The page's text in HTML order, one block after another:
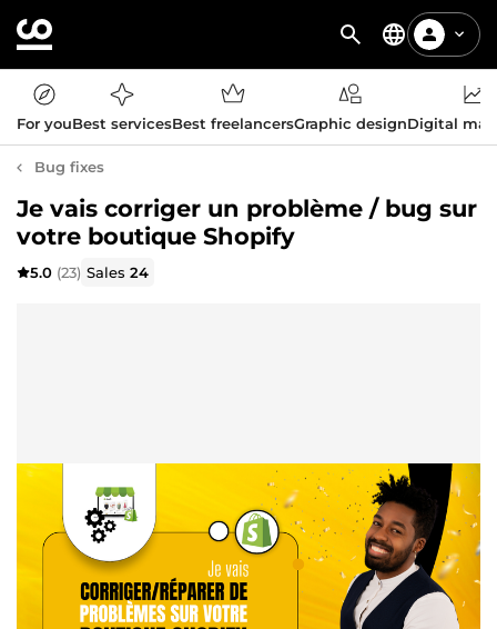
For youBest servicesBest freelancersGraphic designDigital
Bug fixes
Je vais corriger un problème / bug sur
votre boutique Shopify
5.0 (23) Sales24